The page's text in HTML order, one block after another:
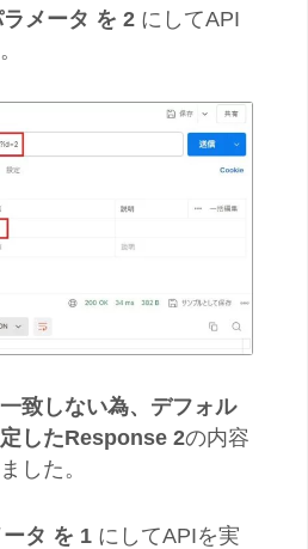
メータ を 2 にしてAPI
致しない為、デフォル
したResponse 2の内容
した。
タ を 1 にしてAPIを実